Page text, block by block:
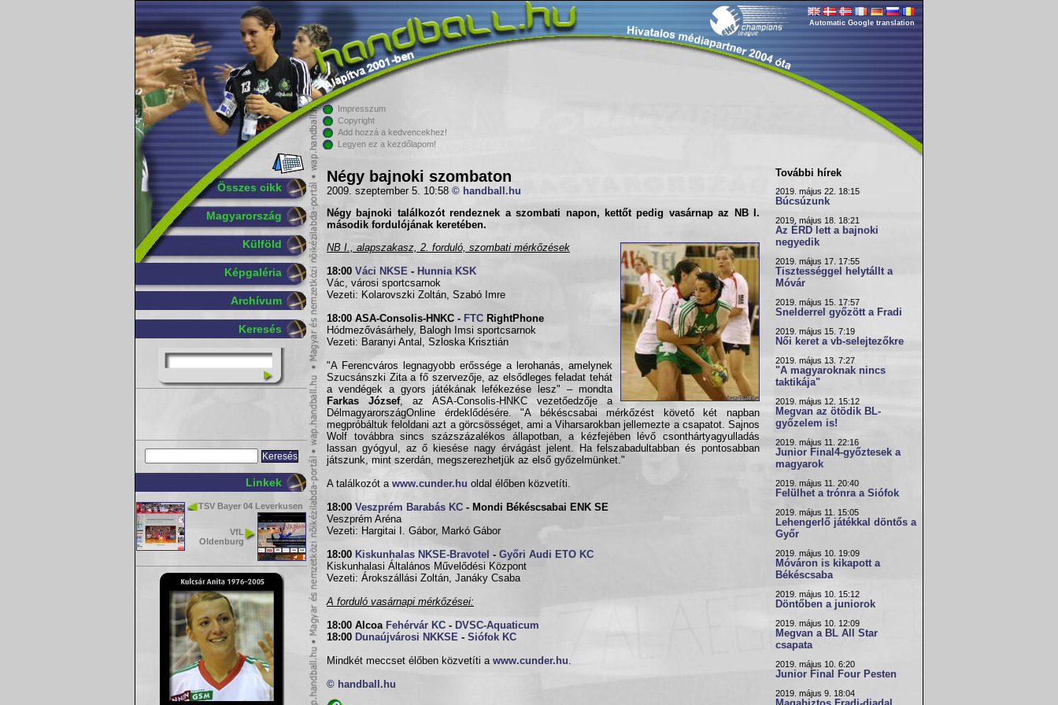
Összes cikk
Magyarország
Külföld
Képgaléria
Archívum
Keresés
Linkek
TSV Bayer 04 Leverkusen
VfL
Oldenburg
Automatic Google translation
Impresszum
Copyright
Add hozzá a kedvencekhez!
Legyen ez a kezdőlapom!
Négy bajnoki szombaton
2009. szeptember 5. 10:58 © handball.hu
Négy bajnoki találkozót rendeznek a szombati napon, kettőt pedig vasárnap az
NB I.
második fordulójának keretében.
NB I., alapszakasz, 2. forduló, szombati mérkőzések
18:00 Váci NKSE - Hunnia KSK
Vác, városi sportcsarnok
Vezeti: Kolarovszki Zoltán, Szabó Imre
18:00 ASA-Consolis-HNKC - FTC RightPhone
Hódmezővásárhely, Balogh Imsi sportcsarnok
Vezeti: Baranyi Antal, Szloska Krisztián
"A Ferencváros legnagyobb erőssége a lerohanás, amelynek
Szucsánszki Zita a fő szervezője, az elsődleges feladat tehát
a vendégek a gyors játékának lefékezése lesz" – mondta
Farkas József, az ASA-Consolis-HNKC vezetőedzője a
DélmagyarországOnline érdeklődésére. "A békéscsabai mérkőzést követő két napban
megpróbáltuk feloldani azt a görcsösséget, ami a Viharsarokban jellemezte a csapatot. Sajnos
Wolf továbbra sincs százszázalékos állapotban, a kézfejében lévő csonthártyagyulladás
lassan gyógyul, az ő kiesése nagy érvágást jelent. Ha felszabadultabban és pontosabban
játszunk, mint szerdán, megszerezhetjük az első győzelmünket."
A találkozót a www.cunder.hu oldal élőben közvetíti.
18:00 Veszprém Barabás KC - Mondi Békéscsabai ENK SE
Veszprém Aréna
Vezeti: Hargitai I. Gábor, Markó Gábor
18:00 Kiskunhalas NKSE-Bravotel - Győri Audi ETO KC
Kiskunhalasi Általános Művelődési Központ
Vezeti: Árokszállási Zoltán, Janáky Csaba
A forduló vasárnapi mérkőzései:
18:00 Alcoa Fehérvár KC - DVSC-Aquaticum
18:00 Dunaújvárosi NKKSE - Siófok KC
Mindkét meccset élőben közvetíti a www.cunder.hu
© handball.hu
További hírek
2019. május 22. 18:15
Búcsúzunk
2019. május 18. 18:21
Az ÉRD lett a bajnoki
negyedik
2019. május 17. 17:55
Tisztességgel helytállt a
Móvár
2019. május 15. 17:57
Snelderrel győzött a Fradi
2019. május 15. 7:19
Női keret a vb-selejtezőkre
2019. május 13. 7:27
"A magyaroknak nincs
taktikája"
2019. május 12. 15:12
Megvan az ötödik BL-
győzelem is!
2019. május 11. 22:16
Junior Final4-győztesek a
magyarok
2019. május 11. 20:40
Felülhet a trónra a Siófok
2019. május 11. 15:05
Lehengerlő játékkal döntős a
Győr
2019. május 10. 19:09
Móváron is kikapott a
Békéscsaba
2019. május 10. 15:12
Döntőben a juniorok
2019. május 10. 12:09
Megvan a BL All Star
csapata
2019. május 10. 6:20
Junior Final Four Pesten
2019. május 9. 18:04